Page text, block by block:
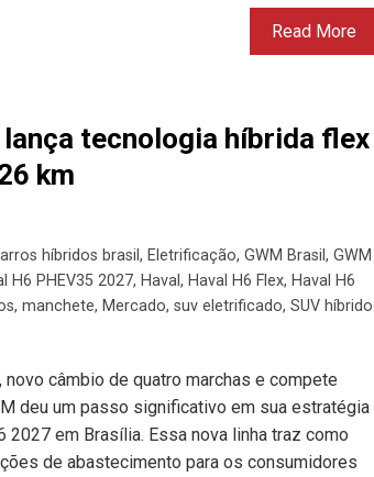
Read More
lança tecnologia híbrida flex
km
híbridos brasil , Eletrificação, GWM Brasil , GWM
H6 PHEV35 2027, Haval, Haval H6 Flex, Haval H6
, manchete, Mercado, suv eletrificado, SUV híbrido
câmbio de quatro marchas e compete
deu um passo significativo em sua estratégia
2027 em Brasília. Essa nova linha traz como
de abastecimento para os consumidores